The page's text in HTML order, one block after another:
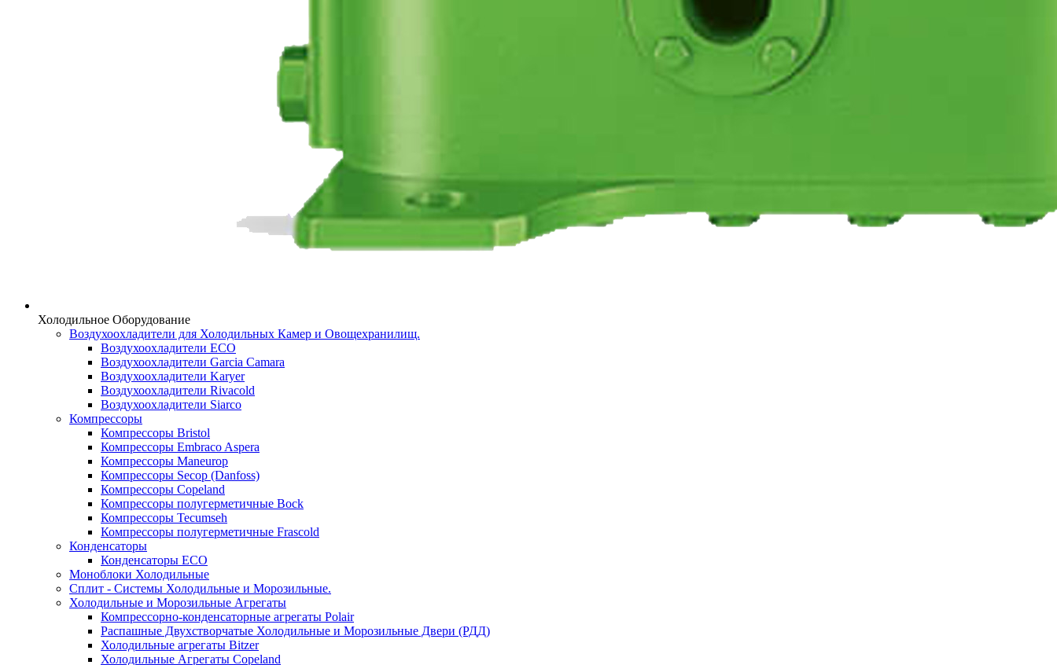
Холодильное Оборудование
Воздухоохладители для Холодильных Камер и Овощехранилищ.
Воздухоохладители ECO
Воздухоохладители Garcia Camara
Воздухоохладители Karyer
Воздухоохладители Rivacold
Воздухоохладители Siarco
Компрессоры
Компрессоры Bristol
Компрессоры Embraco Aspera
Компрессоры Maneurop
Компрессоры Secop (Danfoss)
Компрессоры Copeland
Компрессоры полугерметичные Bock
Компрессоры Tecumseh
Компрессоры полугерметичные Frascold
Конденсаторы
Конденсаторы ECO
Моноблоки Холодильные
Сплит - Системы Холодильные и Морозильные.
Холодильные и Морозильные Агрегаты
Компрессорно-конденсаторные агрегаты Polair
Распашные Двухстворчатые Холодильные и Морозильные Двери (РДД)
Холодильные агрегаты Bitzer
Холодильные Агрегаты Copeland